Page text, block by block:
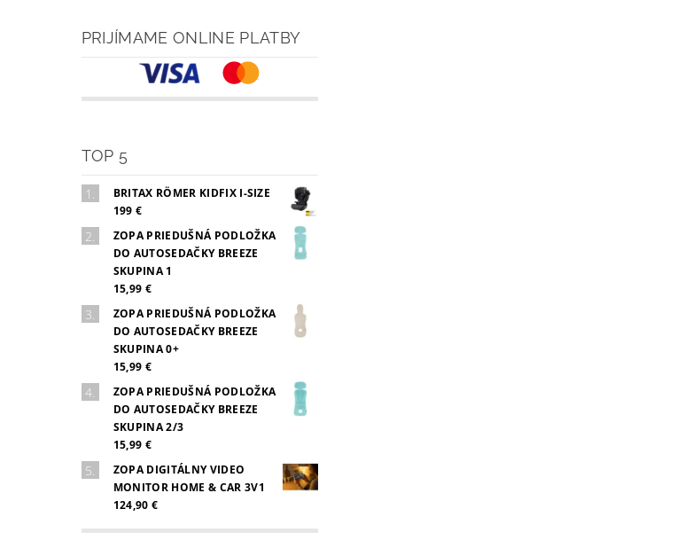
PRIJÍMAME ONLINE PLATBY
TOP 5
BRITAX RÖMER KIDFIX I-SIZE
199 €
ZOPA PRIEDUŠNÁ PODLOŽKA
DO AUTOSEDAČKY BREEZE
SKUPINA 1
15,99 €
ZOPA PRIEDUŠNÁ PODLOŽKA
DO AUTOSEDAČKY BREEZE
SKUPINA 0+
15,99 €
ZOPA PRIEDUŠNÁ PODLOŽKA
DO AUTOSEDAČKY BREEZE
SKUPINA 2/3
15,99 €
ZOPA DIGITÁLNY VIDEO
MONITOR HOME & CAR 3V1
124,90 €